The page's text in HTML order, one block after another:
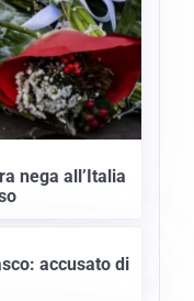
nega all’Italia
accusato di